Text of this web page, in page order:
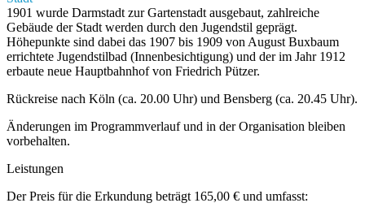
1901 wurde Darmstadt zur Gartenstadt ausgebaut, zahlreiche
Gebäude der Stadt werden durch den Jugendstil geprägt.
Höhepunkte sind dabei das 1907 bis 1909 von August Buxbaum
errichtete Jugendstilbad (Innenbesichtigung) und der im Jahr 1912
erbaute neue Hauptbahnhof von Friedrich Pützer.
Rückreise nach Köln (ca. 20.00 Uhr) und Bensberg (ca. 20.45 Uhr).
Änderungen im Programmverlauf und in der Organisation bleiben
vorbehalten.
Leistungen
Der Preis für die Erkundung beträgt 165,00 € und umfasst: